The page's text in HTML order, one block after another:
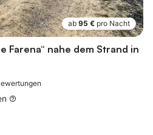
ab 95 € pro Nacht
Farena“ nahe dem Strand in